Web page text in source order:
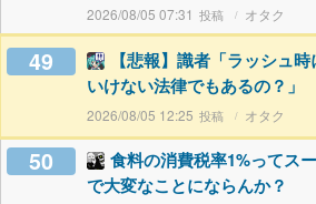
2026/08/05 07:31 オタク
49
【悲報】識者「ラッシュ
いけない法律でもあるの？」
2026/08/05 12:25 オタク
50
食料の消費税率1%ってス
で大変なことにならんか？